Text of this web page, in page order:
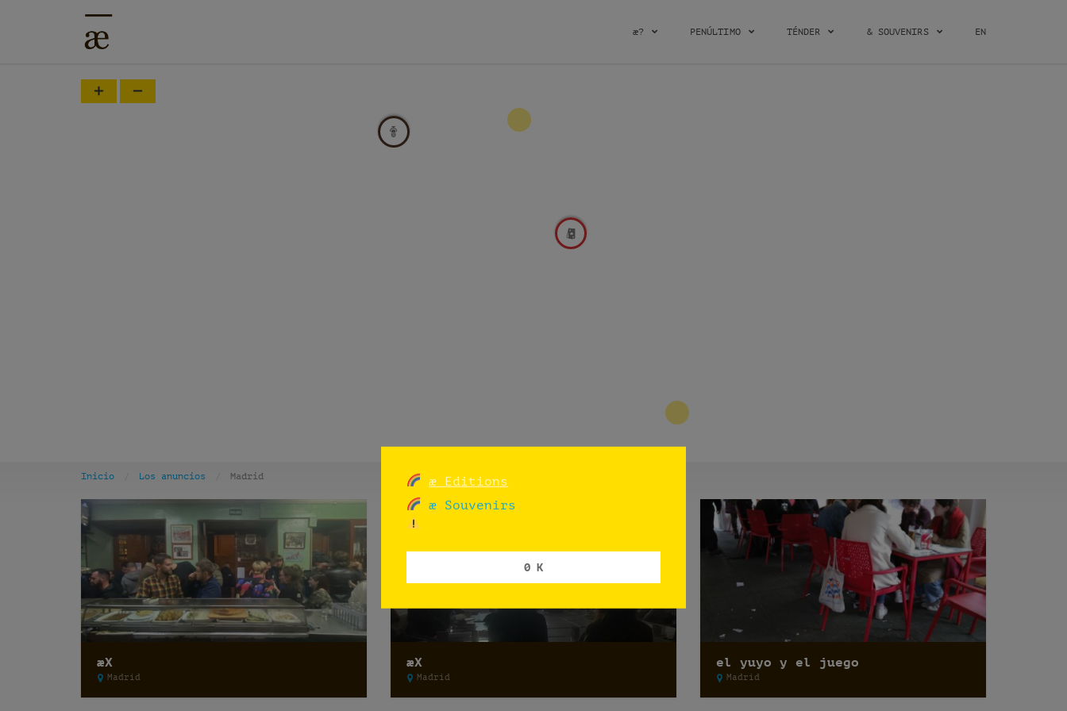
æ? PENÚLTIMO TÉNDER & SOUVENIRS EN
Inicio Los anuncios Madrid
æX
Madrid
æX
Madrid
el yuyo y el juego
Madrid
æ Editions
æ Souvenirs
0 K